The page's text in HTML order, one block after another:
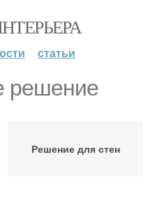
статьи
решение
Решение для стен